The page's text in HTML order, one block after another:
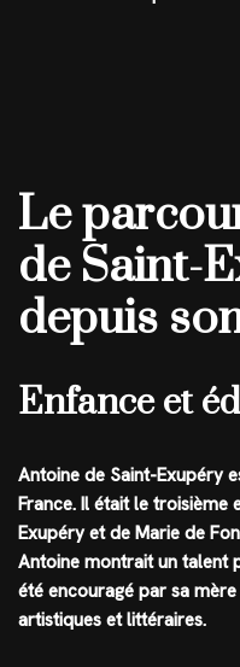
Le
de Saint-
depuis
Enfance et
Antoine de Saint-Exupéry
France. Il était le troisième
Exupéry et de Marie de
Antoine montrait un talent
été encouragé par sa
artistiques et littéraires.